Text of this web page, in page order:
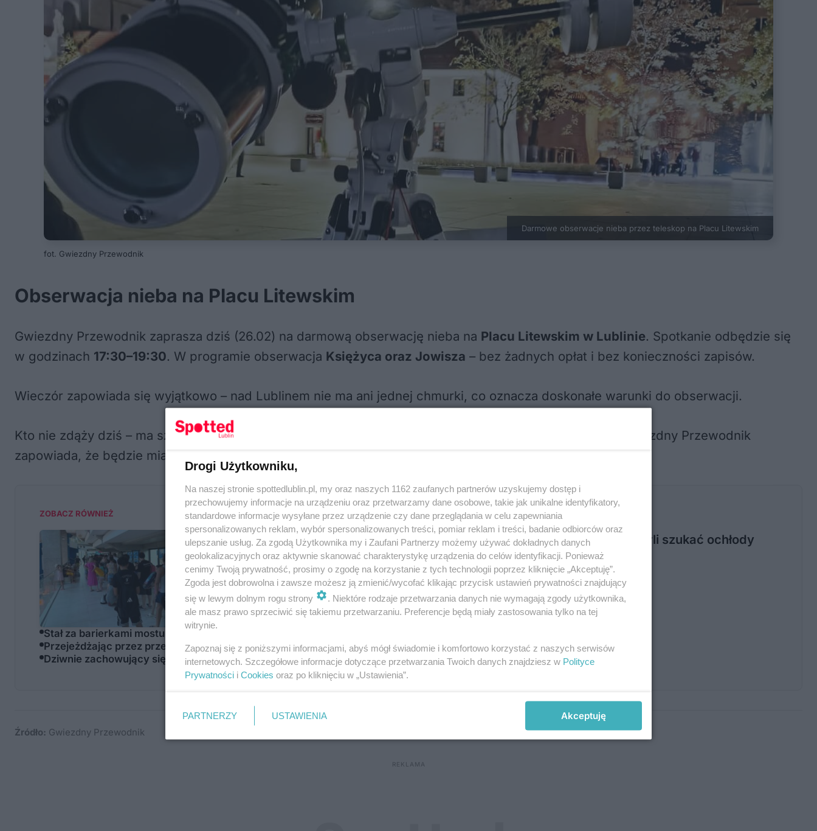
Darmowe obserwacje nieba przez teleskop na Placu Litewskim
fot. Gwiezdny Przewodnik
Obserwacja nieba na Placu Litewskim
Gwiezdny Przewodnik zaprasza dziś (26.02) na darmową obserwację nieba na Placu Litewskim w Lublinie. Spotkanie odbędzie się
w godzinach 17:30–19:30. W programie obserwacja Księżyca oraz Jowisza – bez żadnych opłat i bez konieczności zapisów.
Wieczór zapowiada się wyjątkowo – nad Lublinem nie ma ani jednej chmurki, co oznacza doskonałe warunki do obserwacji.
Kto nie zdąży dziś – ma szansę w sobotę. Prognoza pogody na sobotę również wygląda obiecująco, a Gwiezdny Przewodnik
zapowiada, że będzie miał wtedy więcej czasu dla uczestników.
ZOBACZ RÓWNIEŻ
Ogromna kolejka do Aqua Lublin. W czasie upałów mieszkańcy tłumnie ruszyli szukać ochłody
Stał za barierkami mostu 700-lecia Lublina, chciał skoczyć. 42-latek miał ponad 2,5 promila alkoholu
Przejeżdżając przez przejazd dla rowerów, uderzyła w tył hyundaia. Kobieta trafiła do szpitala | ZDJĘCIA
Dziwnie zachowujący się rowerzysta nad Zalewem Zemborzyckim. „Stanął za drzewem i wkładał rękę do spodni”
Źródło: Gwiezdny Przewodnik
Drogi Użytkowniku,
Na naszej stronie spottedlublin.pl, my oraz naszych 1162 zaufanych partnerów uzyskujemy dostęp i
przechowujemy informacje na urządzeniu oraz przetwarzamy dane osobowe, takie jak unikalne identyfikatory,
standardowe informacje wysyłane przez urządzenie czy dane przeglądania w celu zapewniania
spersonalizowanych reklam, wybór spersonalizowanych treści, pomiar reklam i treści, badanie odbiorców oraz
ulepszanie usług. Za zgodą Użytkownika my i Zaufani Partnerzy możemy używać dokładnych danych
geolokalizacyjnych oraz aktywnie skanować charakterystykę urządzenia do celów identyfikacji. Ponieważ
cenimy Twoją prywatność, prosimy o zgodę na korzystanie z tych technologii poprzez kliknięcie „Akceptuję”.
Zgoda jest dobrowolna i zawsze możesz ją zmienić/wycofać klikając przycisk ustawień prywatności znajdujący
się w lewym dolnym rogu strony
. Niektóre rodzaje przetwarzania danych nie wymagają zgody użytkownika,
ale masz prawo sprzeciwić się takiemu przetwarzaniu. Preferencje będą miały zastosowania tylko na tej
witrynie.
Zapoznaj się z poniższymi informacjami, abyś mógł świadomie i komfortowo korzystać z naszych serwisów
internetowych. Szczegółowe informacje dotyczące przetwarzania Twoich danych znajdziesz w Polityce
Prywatności i Cookies oraz po kliknięciu w „Ustawienia”.
PARTNERZY USTAWIENIA Akceptuję